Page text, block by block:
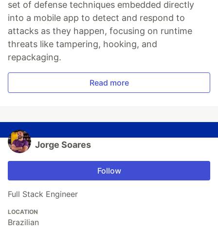
set of defense techniques embedded directly
into a mobile app to detect and respond to
attacks as they happen, focusing on runtime
threats like tampering, hooking, and
repackaging.
Read more
Jorge Soares
Follow
Full Stack Engineer
LOCATION
Brazilian